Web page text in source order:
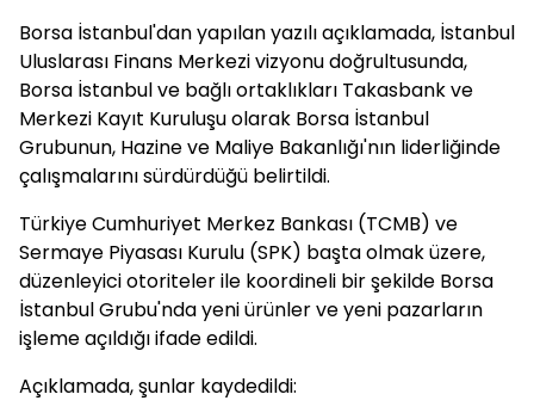
Borsa İstanbul'dan yapılan yazılı açıklamada, İstanbul
Uluslarası Finans Merkezi vizyonu doğrultusunda,
Borsa İstanbul ve bağlı ortaklıkları Takasbank ve
Merkezi Kayıt Kuruluşu olarak Borsa İstanbul
Grubunun, Hazine ve Maliye Bakanlığı'nın liderliğinde
çalışmalarını sürdürdüğü belirtildi.
Türkiye Cumhuriyet Merkez Bankası (TCMB) ve
Sermaye Piyasası Kurulu (SPK) başta olmak üzere,
düzenleyici otoriteler ile koordineli bir şekilde Borsa
İstanbul Grubu'nda yeni ürünler ve yeni pazarların
işleme açıldığı ifade edildi.
Açıklamada, şunlar kaydedildi: